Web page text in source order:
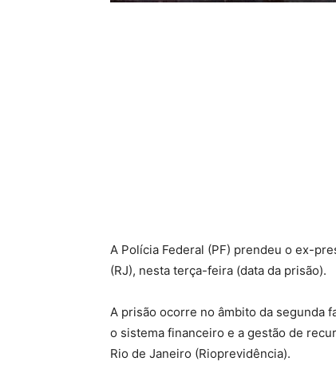
A Polícia Federal (PF) prendeu o ex-
(RJ), nesta terça-feira (data da prisão).
A prisão ocorre no âmbito da segunda
o sistema financeiro e a gestão de
Rio de Janeiro (Rioprevidência).